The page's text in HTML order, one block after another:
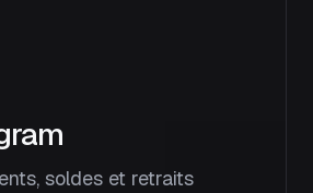
soldes et retraits